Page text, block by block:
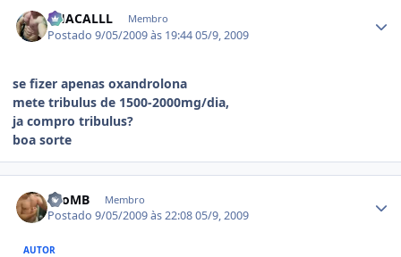
CHACALLL Membro
Postado9/05/2009 às 19:4405/9, 2009
se fizer apenas oxandrolona
mete tribulus de 1500-2000mg/dia,
ja compro tribulus?
boa sorte
LeoMB Membro
Postado9/05/2009 às 22:0805/9, 2009
AUTOR